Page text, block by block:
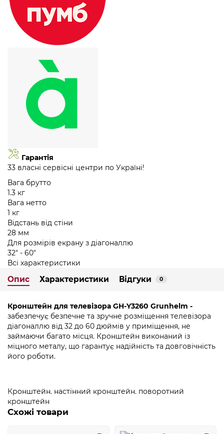
Гарантія
33 власні сервісні центри по Україні!
Вага брутто
1.3 кг
Вага нетто
1 кг
Відстань від стіни
28 мм
Для розмірів екрану з діагоналлю
32" - 60"
Всі характеристики
Опис Характеристики Відгуки 0
Кронштейн для телевізора GH-Y3260 Grunhelm -
забезпечує безпечне та зручне розміщення телевізора
діагоналлю від 32 до 60 дюймів у приміщення, не
займаючи багато місця. Кронштейн виконаний із
міцного металу, що гарантує надійність та довговічність
його роботи.
Кронштейн. настінний кронштейн. поворотний
кронштейн
Схожі товари